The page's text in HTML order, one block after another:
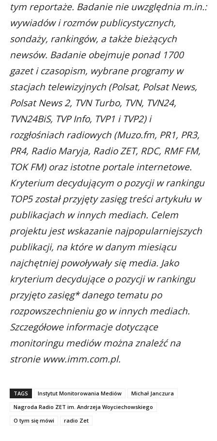
tym reportaże. Badanie nie uwzględnia m.in.:
wywiadów i rozmów publicystycznych,
sondaży, rankingów, a także bieżących
newsów. Badanie obejmuje ponad 1700
gazet i czasopism, wybrane programy w
stacjach telewizyjnych (Polsat, Polsat News,
Polsat News 2, TVN Turbo, TVN, TVN24,
TVN24BiS, TVP Info, TVP1 i TVP2) i
rozgłośniach radiowych (Muzo.fm, PR1, PR3,
PR4, Radio Maryja, Radio ZET, RDC, RMF FM,
TOK FM) oraz istotne portale internetowe.
Kryterium decydującym o pozycji w rankingu
TOP5 został przyjęty zasięg treści artykułu w
publikacjach w innych mediach. Celem
projektu jest wskazanie najpopularniejszych
publikacji, na które w danym miesiącu
najchętniej powoływały się media. Jako
kryterium decydujące o pozycji w rankingu
przyjęto zasięg* danego tematu po
rozpowszechnieniu go w innych mediach.
Szczegółowe informacje dotyczące
monitoringu mediów można znaleźć na
stronie www.imm.com.pl.
TAGS Instytut Monitorowania Mediów
Michał Janczura
Nagroda Radio ZET im. Andrzeja Woyciechowskiego
O tym się mówi
radio Zet